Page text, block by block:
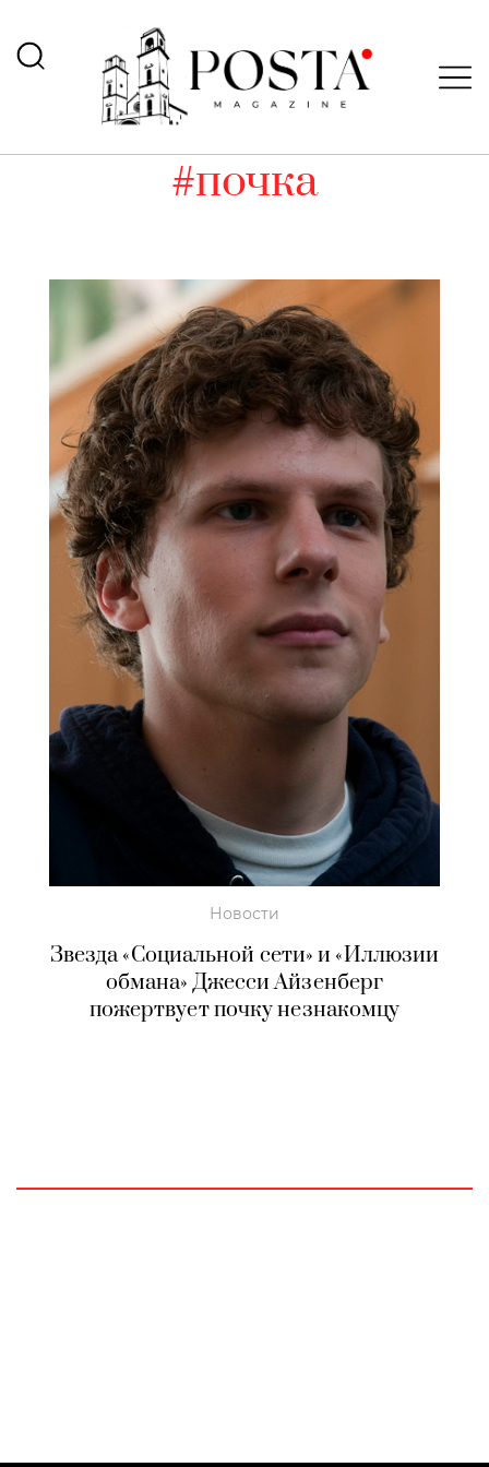
#почка
Новости
Звезда «Социальной сети» и «Иллюзии
обмана» Джесси Айзенберг
пожертвует почку незнакомцу